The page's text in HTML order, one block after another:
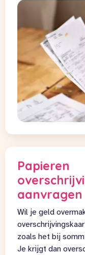
Papieren
aanvragen
Wil je geld
zoals het bij
Je krijgt dan